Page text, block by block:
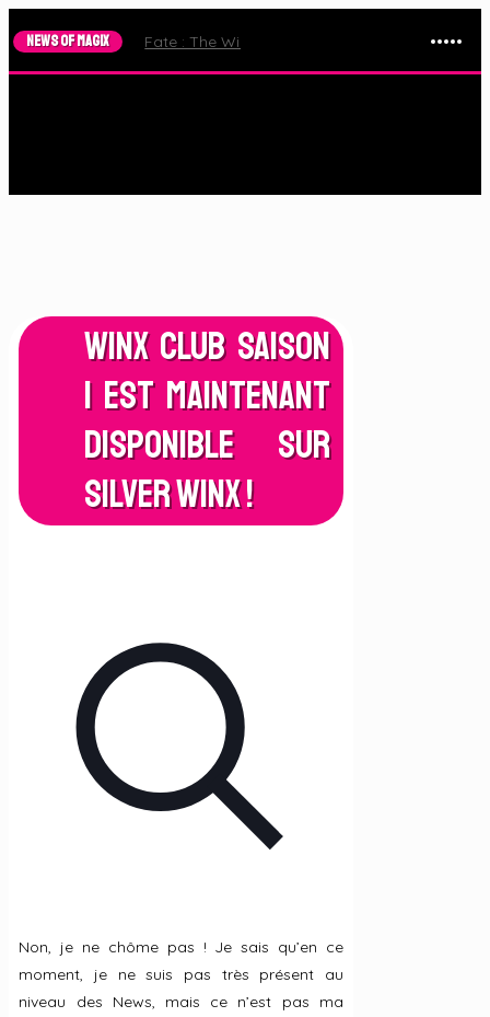
NEWS OF MAGIX Fate : The Winx Saga – Le Trailer de la Saison
Winx Club Saison
1 est maintenant
disponible sur
Silver Winx !
Non, je ne chôme pas ! Je sais qu’en ce
moment, je ne suis pas très présent au
niveau des News, mais ce n’est pas ma